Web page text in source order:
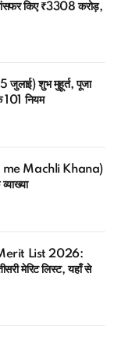
किए ₹3308 करोड़,
जुलाई) शुभ मुहूर्त, पूजा
101 नियम
me Machli Khana)
List 2026:
मेरिट लिस्ट, यहाँ से